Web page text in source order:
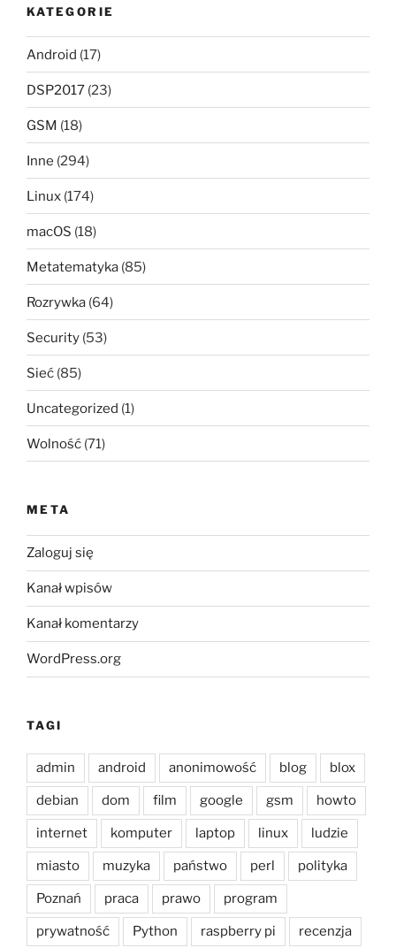
KATEGORIE
Android (17)
DSP2017 (23)
GSM (18)
Inne (294)
Linux (174)
macOS (18)
Metatematyka (85)
Rozrywka (64)
Security (53)
Sieć (85)
Uncategorized (1)
Wolność (71)
META
Zaloguj się
Kanał wpisów
Kanał komentarzy
WordPress.org
TAGI
admin android anonimowość blog blox
debian dom film google gsm howto
internet komputer laptop linux ludzie
miasto muzyka państwo perl polityka
Poznań praca prawo program
prywatność Python raspberry pi recenzja